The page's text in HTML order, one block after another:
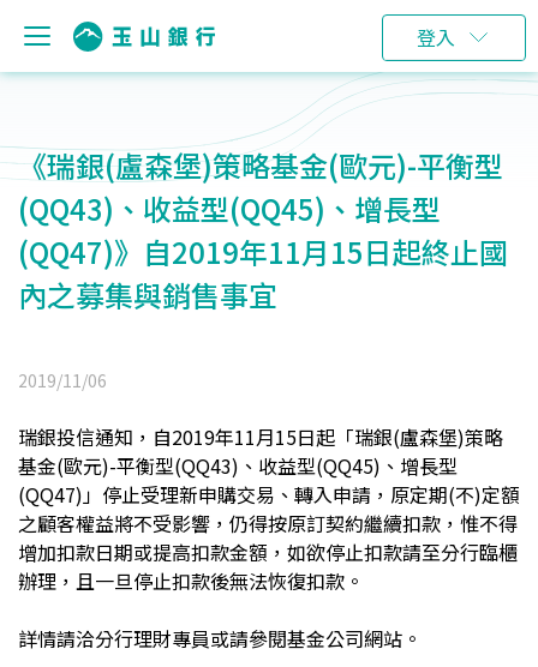
登入
《瑞銀(盧森堡)策略基金(歐元)-平衡型
(QQ43)、收益型(QQ45)、增長型
(QQ47)》自2019年11月15日起終止國
內之募集與銷售事宜
2019/11/06
瑞銀投信通知，自2019年11月15日起「瑞銀(盧森堡)策略
基金(歐元)-平衡型(QQ43)、收益型(QQ45)、增長型
(QQ47)」停止受理新申購交易、轉入申請，原定期(不)定額
之顧客權益將不受影響，仍得按原訂契約繼續扣款，惟不得
增加扣款日期或提高扣款金額，如欲停止扣款請至分行臨櫃
辦理，且一旦停止扣款後無法恢復扣款。
詳情請洽分行理財專員或請參閱基金公司網站。